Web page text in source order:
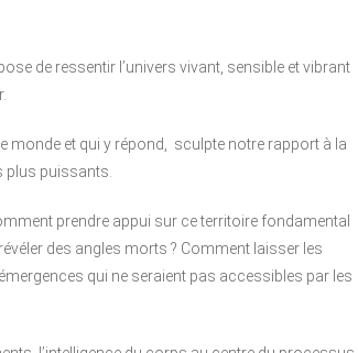
de ressentir l’univers vivant, sensible et vibrant
monde et qui y répond, sculpte notre rapport à la
plus puissants.
prendre appui sur ce territoire fondamental
des angles morts ? Comment laisser les
qui ne seraient pas accessibles par les